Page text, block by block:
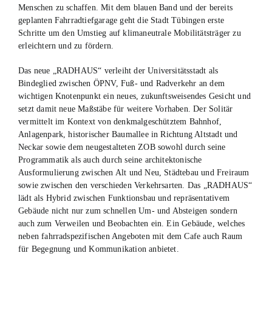
Menschen zu schaffen. Mit dem blauen Band und der bereits
geplanten Fahrradtiefgarage geht die Stadt Tübingen erste
Schritte um den Umstieg auf klimaneutrale Mobilitätsträger zu
erleichtern und zu fördern.
Das neue „RADHAUS“ verleiht der Universitätsstadt als
Bindeglied zwischen ÖPNV, Fuß- und Radverkehr an dem
wichtigen Knotenpunkt ein neues, zukunftsweisendes Gesicht und
setzt damit neue Maßstäbe für weitere Vorhaben. Der Solitär
vermittelt im Kontext von denkmalgeschütztem Bahnhof,
Anlagenpark, historischer Baumallee in Richtung Altstadt und
Neckar sowie dem neugestalteten ZOB sowohl durch seine
Programmatik als auch durch seine architektonische
Ausformulierung zwischen Alt und Neu, Städtebau und Freiraum
sowie zwischen den verschieden Verkehrsarten. Das „RADHAUS“
lädt als Hybrid zwischen Funktionsbau und repräsentativem
Gebäude nicht nur zum schnellen Um- und Absteigen sondern
auch zum Verweilen und Beobachten ein. Ein Gebäude, welches
neben fahrradspezifischen Angeboten mit dem Cafe auch Raum
für Begegnung und Kommunikation anbietet.